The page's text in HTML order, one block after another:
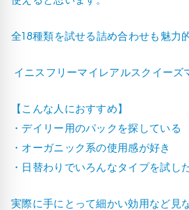
全18種類を試せる詰め合わせも魅力
イニスフリーマイレアルスクイーズ
【こんな人におすすめ】
・デイリー用のパックを探している
・オーガニック系の使用感が好き
・日替わりでいろんなタイプを試し
実際に手にとって細かい効用など見